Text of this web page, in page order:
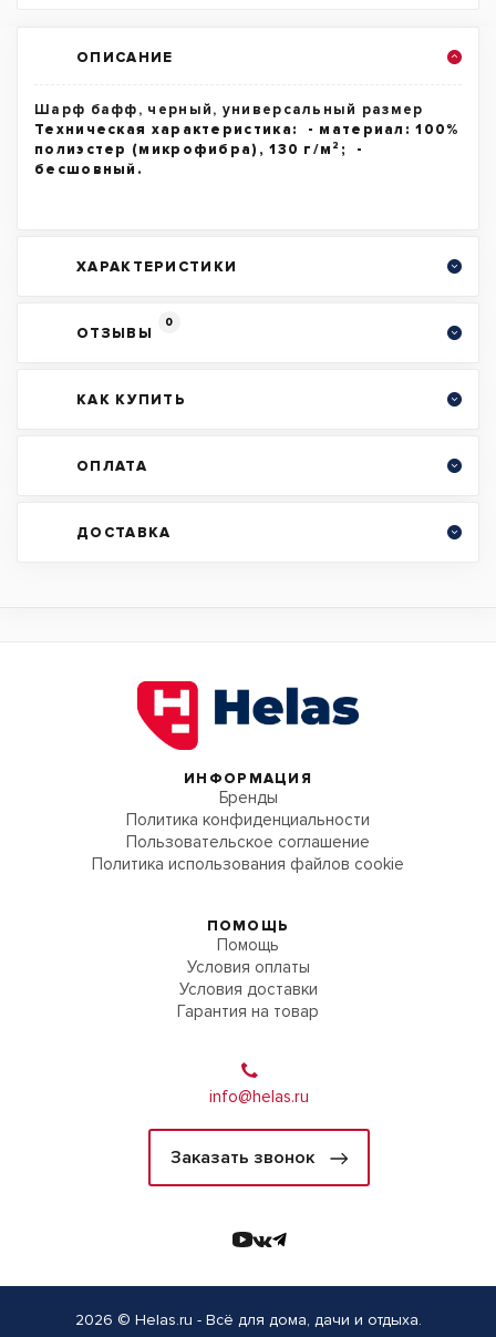
ОПИСАНИЕ
Шарф бафф, черный, универсальный размер
Техническая характеристика: - материал: 100%
полиэстер (микрофибра), 130 г/м²; -
бесшовный.
ХАРАКТЕРИСТИКИ
ОТЗЫВЫ
0
КАК КУПИТЬ
ОПЛАТА
ДОСТАВКА
ИНФОРМАЦИЯ
Бренды
Политика конфиденциальности
Пользовательское соглашение
Политика использования файлов cookie
ПОМОЩЬ
Помощь
Условия оплаты
Условия доставки
Гарантия на товар
info@helas.ru
Заказать звонок
2026 © Helas.ru - Всё для дома, дачи и отдыха.